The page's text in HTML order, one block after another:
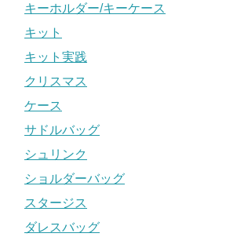
キーホルダー/キーケース
キット
キット実践
クリスマス
ケース
サドルバッグ
シュリンク
ショルダーバッグ
スタージス
ダレスバッグ